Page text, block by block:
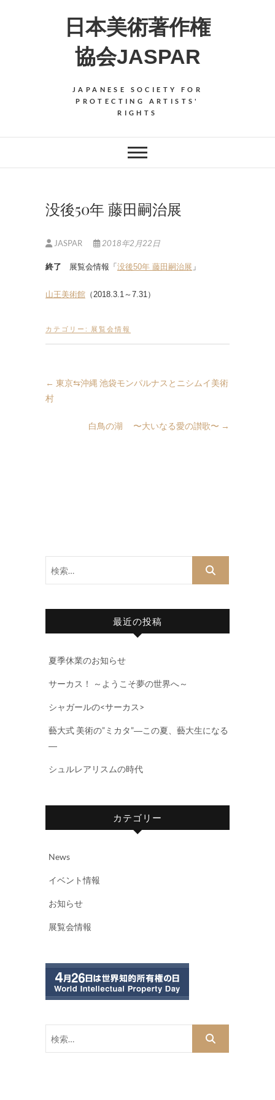
日本美術著作権
協会JASPAR
JAPANESE SOCIETY FOR
PROTECTING ARTISTS'
RIGHTS
没後50年 藤田嗣治展
JASPAR 2018年2月22日
終了 展覧会情報「 没後50年 藤田嗣治展 」
山王美術館 （2018.3.1～7.31）
カテゴリー: 展覧会情報
← 東京⇆沖縄 池袋モンパルナスとニシムイ美術
村
白鳥の湖 〜大いなる愛の讃歌〜 →
最近の投稿
夏季休業のお知らせ
サーカス！ ～ようこそ夢の世界へ～
シャガールの<サーカス>
藝大式 美術の”ミカタ”―この夏、藝大生になる
―
シュルレアリスムの時代
カテゴリー
News
イベント情報
お知らせ
展覧会情報